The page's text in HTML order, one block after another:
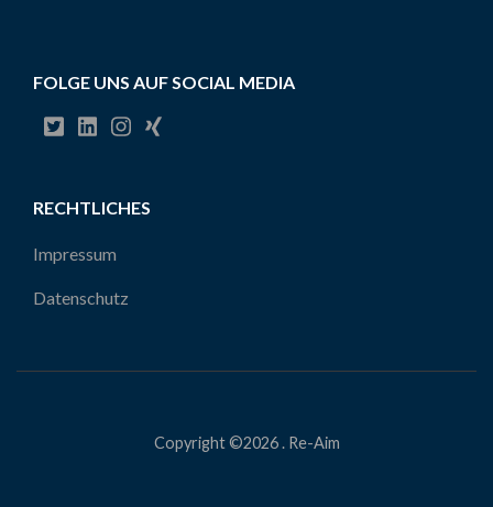
FOLGE UNS AUF SOCIAL MEDIA
RECHTLICHES
Impressum
Datenschutz
Copyright ©2026. Re-Aim